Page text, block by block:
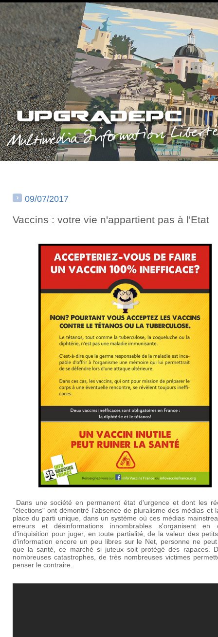
09/07/2017
Vaccins : votre vie n'appartient pas à l'Etat
Dans une société en permanent état d'urgence et dont les
"élections" ont démontré l'absence de pluralisme des médias et
place du parti unique, dans un système où ces médias
erreurs et désinformations innombrables s'organisent en
d'inquisition pour juger, en toute partialité, de la valeur des
d'information encore un peu libres sur le Net, personne ne
que la santé, ce marché si juteux soit protégé des rapaces.
nombreuses catastrophes, de très nombreuses victimes
penser le contraire.